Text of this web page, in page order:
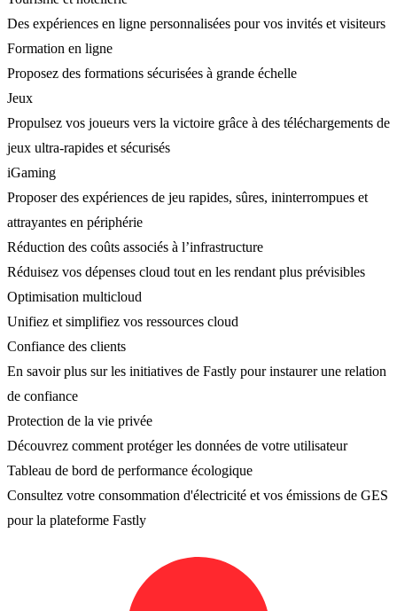
Des expériences en ligne personnalisées pour vos invités et visiteurs
Formation en ligne
Proposez des formations sécurisées à grande échelle
Jeux
Propulsez vos joueurs vers la victoire grâce à des téléchargements de
jeux ultra-rapides et sécurisés
iGaming
Proposer des expériences de jeu rapides, sûres, ininterrompues et
attrayantes en périphérie
Réduction des coûts associés à l’infrastructure
Réduisez vos dépenses cloud tout en les rendant plus prévisibles
Optimisation multicloud
Unifiez et simplifiez vos ressources cloud
Confiance des clients
En savoir plus sur les initiatives de Fastly pour instaurer une relation
de confiance
Protection de la vie privée
Découvrez comment protéger les données de votre utilisateur
Tableau de bord de performance écologique
Consultez votre consommation d'électricité et vos émissions de GES
pour la plateforme Fastly